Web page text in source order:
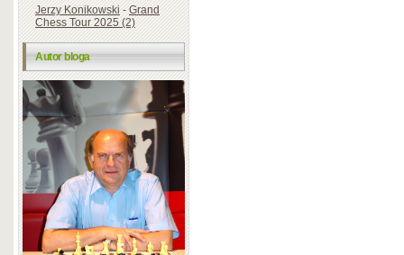
Jerzy Konikowski-Grand
Chess Tour 2025 (2)
Autor bloga